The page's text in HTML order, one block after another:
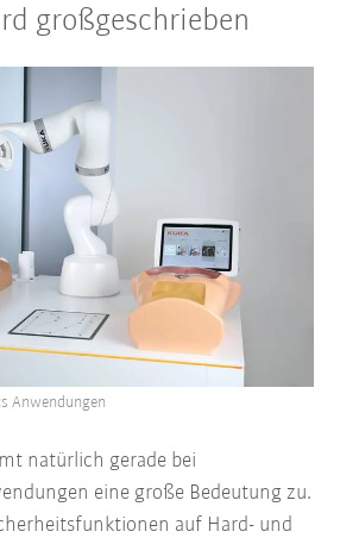
großgeschrieben
natürlich gerade bei
eine große Bedeutung zu.
auf Hard- und
Anwendungen